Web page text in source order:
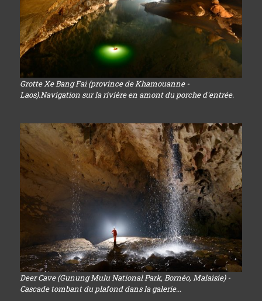
Grotte Xe Bang Fai (province de Khamouanne -
Laos).Navigation sur la rivière en amont du porche d'entrée.
Deer Cave (Gunung Mulu National Park, Bornéo, Malaisie) -
Cascade tombant du plafond dans la galerie...